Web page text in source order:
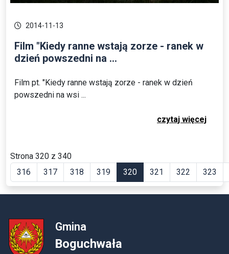
2014-11-13
Film "Kiedy ranne wstają zorze - ranek w
dzień powszedni na ...
Film pt. "Kiedy ranne wstają zorze - ranek w dzień
powszedni na wsi ...
czytaj więcej
Strona 320 z 340
316
317 318 319 320 321 322 323
Gmina
Boguchwała